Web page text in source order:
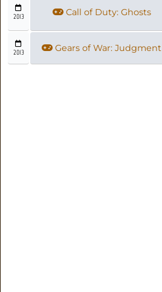
2013 Call of Duty: Ghosts
2013 Gears of War: Judgment